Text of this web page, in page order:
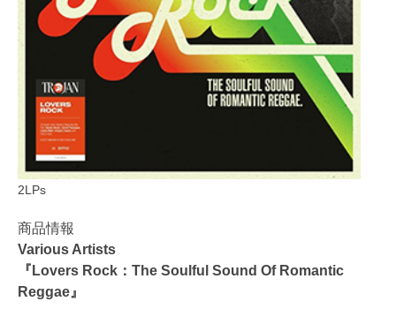
2LPs
商品情報
Various Artists
『Lovers Rock：The Soulful Sound Of Romantic
Reggae』